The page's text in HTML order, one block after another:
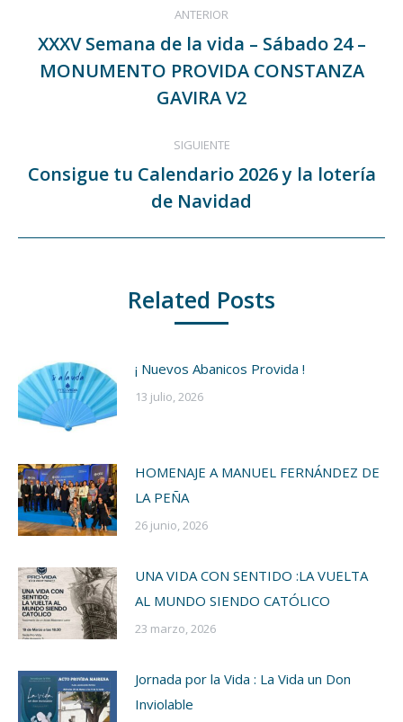
entre
publicaciones
ANTERIOR
Publicación
anterior:
XXXV Semana de la vida – Sábado 24 –
MONUMENTO PROVIDA CONSTANZA
GAVIRA V2
SIGUIENTE
Publicación
siguiente:
Consigue tu Calendario 2026 y la lotería
de Navidad
Related Posts
¡ Nuevos Abanicos Provida !
13 julio, 2026
HOMENAJE A MANUEL FERNÁNDEZ DE
LA PEÑA
26 junio, 2026
UNA VIDA CON SENTIDO :LA VUELTA
AL MUNDO SIENDO CATÓLICO
23 marzo, 2026
Jornada por la Vida : La Vida un Don
Inviolable